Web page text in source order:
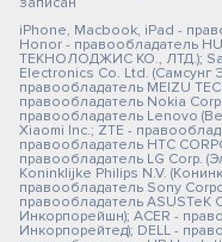
iPhone, Macbook, iPad -
Honor - правообладатель
ТЕКНОЛОДЖИС КО., ЛТД.);
Electronics Co. Ltd. (Самсунг
правообладатель MEIZU
правообладатель Nokia
правообладатель Lenovo
Xiaomi Inc.; ZTE -
правообладатель HTC
правообладатель LG Corp.
Koninklijke Philips N.V.
правообладатель Sony
правообладатель ASUSTeK
Инкорпорейшн); ACER -
Инкорпорейтед); DELL -